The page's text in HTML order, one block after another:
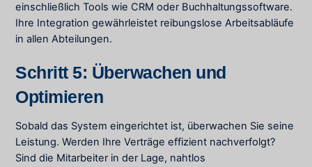
einschließlich Tools wie CRM oder Buchhaltungssoftware.
Ihre Integration gewährleistet reibungslose Arbeitsabläufe
in allen Abteilungen.
Schritt 5: Überwachen und
Optimieren
Sobald das System eingerichtet ist, überwachen Sie seine
Leistung. Werden Ihre Verträge effizient nachverfolgt?
Sind die Mitarbeiter in der Lage, nahtlos